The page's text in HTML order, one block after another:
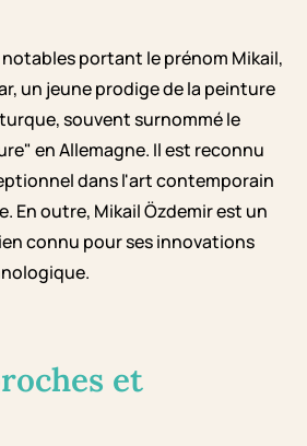
portant le prénom Mikail,
un jeune prodige de la peinture
souvent surnommé le
en Allemagne. Il est reconnu
dans l'art contemporain
En outre, Mikail Özdemir est un
connu pour ses innovations
et